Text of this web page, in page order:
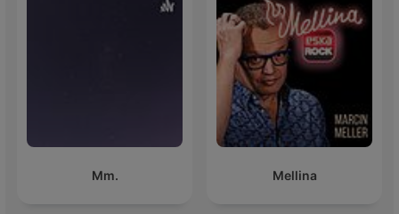
Mm. Mellina